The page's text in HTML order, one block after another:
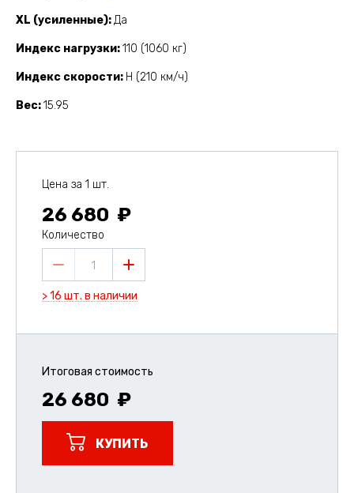
XL (усиленные) Да
Индекс нагрузки 110 (1060 кг)
Индекс скорости H (210 км/ч)
Вес 15.95
Цена за 1 шт.
26 680
Количество
1
> 16 шт. в наличии
Итоговая стоимость
26 680
КУПИТЬ